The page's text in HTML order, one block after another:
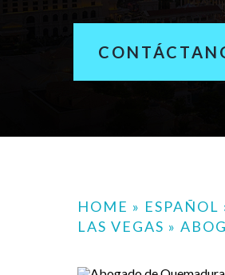
HOME » ESPAÑOL
LAS VEGAS »